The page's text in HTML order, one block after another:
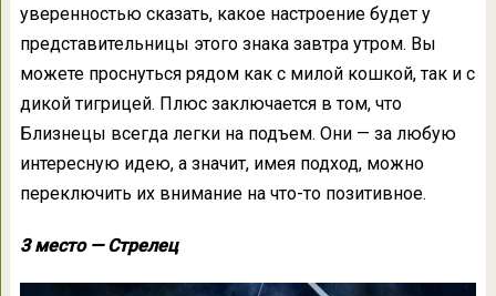
уверенностью сказать, какое настроение будет у
представительницы этого знака завтра утром. Вы
можете проснуться рядом как с милой кошкой, так и с
дикой тигрицей. Плюс заключается в том, что
Близнецы всегда легки на подъем. Они — за любую
интересную идею, а значит, имея подход, можно
переключить их внимание на что-то позитивное.
3 место — Стрелец